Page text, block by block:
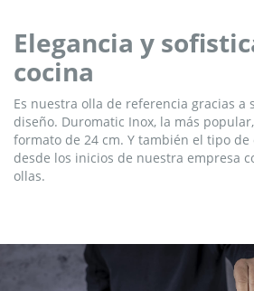
Elegancia y
cocina
Es nuestra olla de referencia gracias a
diseño. Duromatic Inox, la más
formato de 24 cm. Y también el tipo de
desde los inicios de nuestra empresa
ollas.